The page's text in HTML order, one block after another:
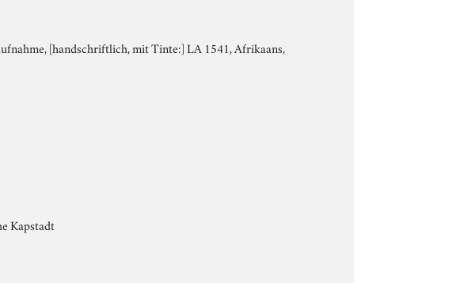
[handschriftlich, mit Tinte:] LA 1541, Afrikaans,
Kapstadt